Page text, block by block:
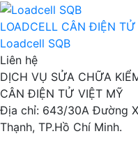
LOADCELL CÂN ĐIỆN TỬ
Loadcell SQB
Liên hệ
DỊCH VỤ SỬA CHỮA
CÂN ĐIỆN TỬ VIỆT MỸ
Địa chỉ: 643/30A Đường
Thạnh, TP.Hồ Chí Minh.